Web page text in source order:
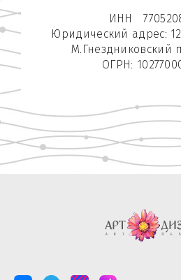
ИНН
Юридический адрес:
М.Гнездниковский
ОГРН: